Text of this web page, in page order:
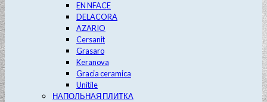
EN NFACE
DELACORA
AZARIO
Cersanit
Grasaro
Keranova
Gracia ceramica
Unitile
НАПОЛЬНАЯ ПЛИТКА